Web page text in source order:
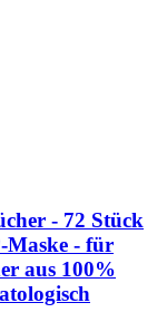
- 72 Stück
Maske - für
aus 100%